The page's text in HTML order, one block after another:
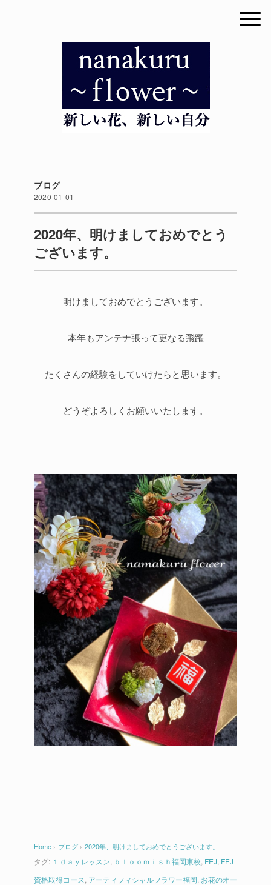
ブログ
2020-01-01
2020年、明けましておめでとう
ございます。
明けましておめでとうございます。
本年もアンテナ張って更なる飛躍
たくさんの経験をしていけたらと思います。
どうぞよろしくお願いいたします。
Home › ブログ › 2020年、明けましておめでとうございます。
タグ: １ｄａｙレッスン ｂｌｏｏｍｉｓｈ福岡東校 FEJ FEJ
資格取得コース アーティフィシャルフラワー福岡 お花のオー